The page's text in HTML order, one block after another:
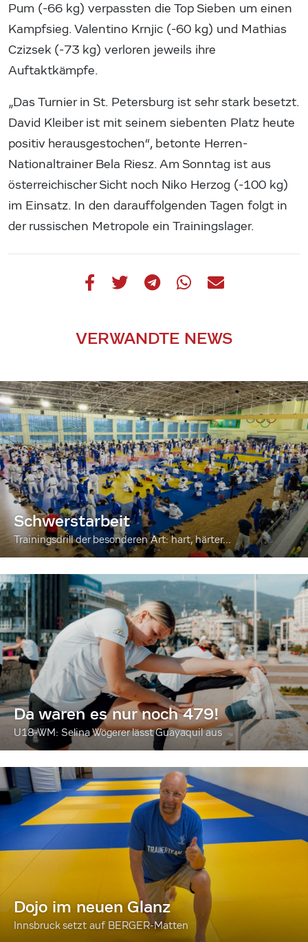
Pum (-66 kg) verpassten die Top Sieben um einen
Kampfsieg. Valentino Krnjic (-60 kg) und Mathias
Czizsek (-73 kg) verloren jeweils ihre
Auftaktkämpfe.
„Das Turnier in St. Petersburg ist sehr stark besetzt.
David Kleiber ist mit seinem siebenten Platz heute
positiv herausgestochen“, betonte Herren-
Nationaltrainer Bela Riesz. Am Sonntag ist aus
österreichischer Sicht noch Niko Herzog (-100 kg)
im Einsatz. In den darauffolgenden Tagen folgt in
der russischen Metropole ein Trainingslager.
VERWANDTE NEWS
Schwerstarbeit
Trainingsdrill der besonderen Art: hart, härter...
Da waren es nur noch 479!
U18-WM: Selina Wögerer lässt Guayaquil aus
Dojo im neuen Glanz
Innsbruck setzt auf BERGER-Matten